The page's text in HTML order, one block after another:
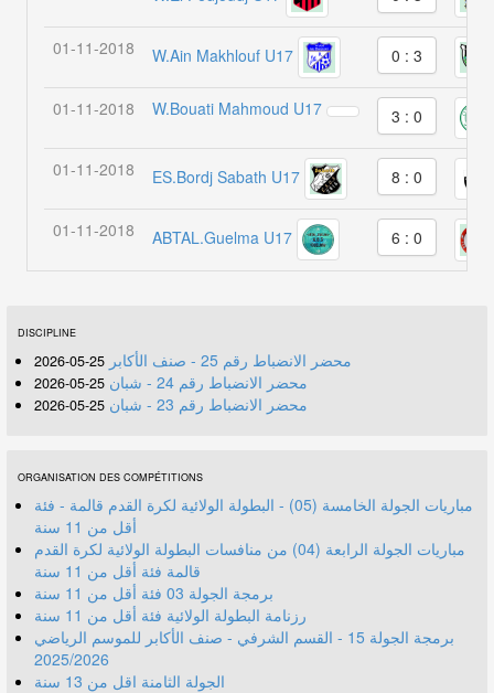
01-11-2018 W.Ain Makhlouf U17 0 : 3
01-11-2018 W.Bouati Mahmoud U17 3 : 0
01-11-2018 ES.Bordj Sabath U17 8 : 0
01-11-2018 ABTAL.Guelma U17 6 : 0
DISCIPLINE
محضر الانضباط رقم 25 - صنف الأكابر 25-05-2026
محضر الانضباط رقم 24 - شبان 25-05-2026
محضر الانضباط رقم 23 - شبان 25-05-2026
ORGANISATION DES COMPÉTITIONS
مباريات الجولة الخامسة (05) - البطولة الولائية لكرة القدم قالمة - فئة
أقل من 11 سنة
مباريات الجولة الرابعة (04) من منافسات البطولة الولائية لكرة القدم
قالمة فئة أقل من 11 سنة
برمجة الجولة 03 فئة أقل من 11 سنة
رزنامة البطولة الولائية فئة أقل من 11 سنة
برمجة الجولة 15 - القسم الشرفي - صنف الأكابر للموسم الرياضي
2025/2026
الجولة الثامنة اقل من 13 سنة